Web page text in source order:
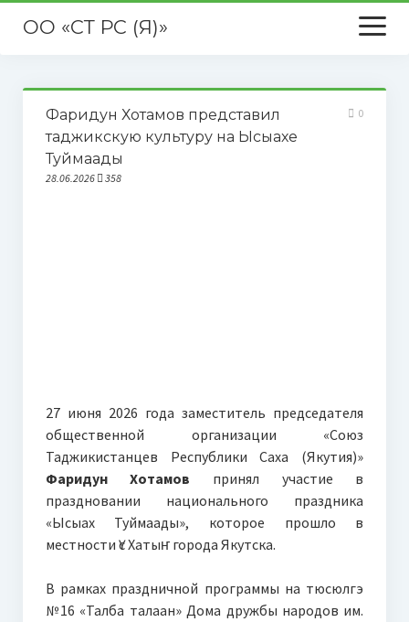
ОО «СТ РС (Я)»
открыть
меню
Главная
О нас
Новости
Фаридун Хотамов представил
таджикскую культуру на Ысыахе
Туймаады
28.06.2026 358
0
27 июня 2026 года заместитель председателя
общественной организации «Союз
Таджикистанцев Республики Саха (Якутия)»
Фаридун Хотамов принял участие в
праздновании национального праздника
«Ысыах Туймаады», которое прошло в
местности Үс Хатыҥ города Якутска.
В рамках праздничной программы на тюсюлгэ
№16 «Талба талаан» Дома дружбы народов им.